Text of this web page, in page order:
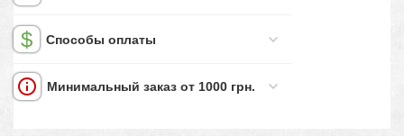
Способы оплаты
Минимальный заказ от 1000 грн.